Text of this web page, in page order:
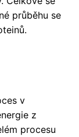
průběhu se
v
z
procesu